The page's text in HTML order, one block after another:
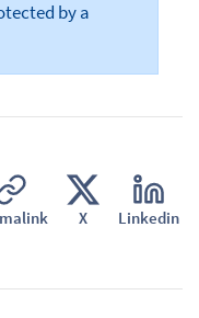
by a
X Linkedin